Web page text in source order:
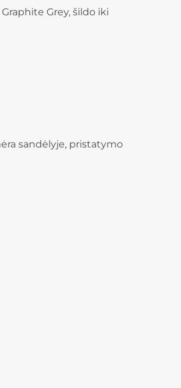
Grey, šildo iki
sandėlyje, pristatymo